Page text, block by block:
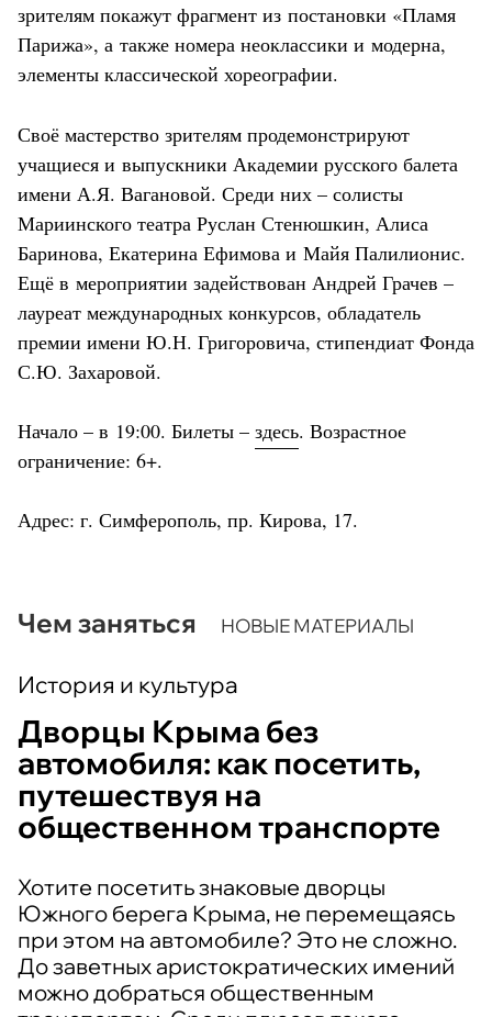
зрителям покажут фрагмент из постановки «Пламя
Парижа», а также номера неоклассики и модерна,
элементы классической хореографии.
Своё мастерство зрителям продемонстрируют
учащиеся и выпускники Академии русского балета
имени А.Я. Вагановой. Среди них – солисты
Мариинского театра Руслан Стенюшкин, Алиса
Баринова, Екатерина Ефимова и Майя Палилионис.
Ещё в мероприятии задействован Андрей Грачев –
лауреат международных конкурсов, обладатель
премии имени Ю.Н. Григоровича, стипендиат Фонда
С.Ю. Захаровой.
Начало – в 19:00. Билеты – здесь. Возрастное
ограничение: 6+.
Адрес: г. Симферополь, пр. Кирова, 17.
Чем заняться НОВЫЕ МАТЕРИАЛЫ
История и культура
Дворцы Крыма без
автомобиля: как посетить,
путешествуя на
общественном транспорте
Хотите посетить знаковые дворцы
Южного берега Крыма, не перемещаясь
при этом на автомобиле? Это не сложно.
До заветных аристократических имений
можно добраться общественным